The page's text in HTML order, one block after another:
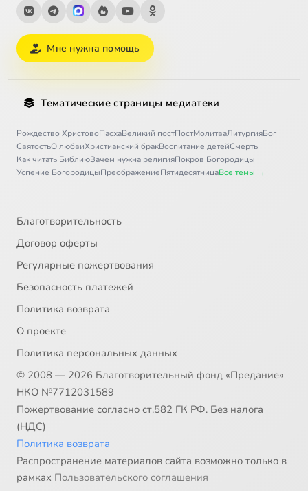
Мне нужна помощь
Тематические страницы медиатеки
Рождество ХристовоПасхаВеликий постПостМолитваЛитургияБог
СвятостьО любвиХристианский бракВоспитание детейСмерть
Как читать БиблиюЗачем нужна религияПокров Богородицы
Успение БогородицыПреображениеПятидесятницаВсе темы →
Благотворительность
Договор оферты
Регулярные пожертвования
Безопасность платежей
Политика возврата
О проекте
Политика персональных данных
© 2008 — 2026 Благотворительный фонд «Предание»
НКО №7712031589
Пожертвование согласно ст.582 ГК РФ. Без налога
(НДС)
Политика возврата
Распространение материалов сайта возможно только в
рамках Пользовательского соглашения